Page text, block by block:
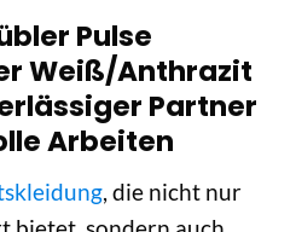
Pulse
Weiß/Anthrazit
Partner
Arbeiten
, die nicht nur